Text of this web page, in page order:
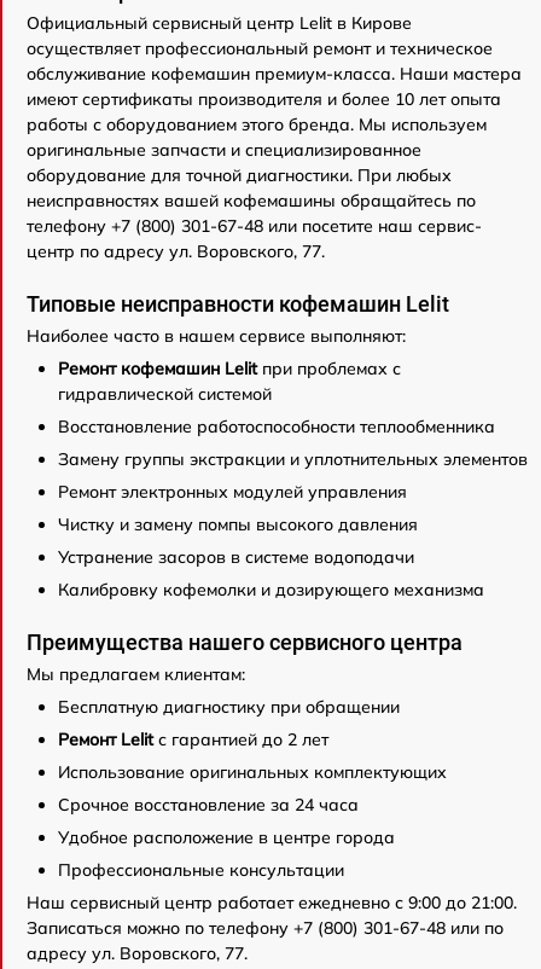
Официальный сервисный центр Lelit в Кирове
осуществляет профессиональный ремонт и техническое
обслуживание кофемашин премиум-класса. Наши мастера
имеют сертификаты производителя и более 10 лет опыта
работы с оборудованием этого бренда. Мы используем
оригинальные запчасти и специализированное
оборудование для точной диагностики. При любых
неисправностях вашей кофемашины обращайтесь по
телефону +7 (800) 301-67-48 или посетите наш сервис-
центр по адресу ул. Воровского, 77.
Типовые неисправности кофемашин Lelit
Наиболее часто в нашем сервисе выполняют:
Ремонт кофемашин Lelitпри проблемах с
гидравлической системой
Восстановление работоспособности теплообменника
Замену группы экстракции и уплотнительных элементов
Ремонт электронных модулей управления
Чистку и замену помпы высокого давления
Устранение засоров в системе водоподачи
Калибровку кофемолки и дозирующего механизма
Преимущества нашего сервисного центра
Мы предлагаем клиентам:
Бесплатную диагностику при обращении
Ремонт Lelitс гарантией до 2 лет
Использование оригинальных комплектующих
Срочное восстановление за 24 часа
Удобное расположение в центре города
Профессиональные консультации
Наш сервисный центр работает ежедневно с 9:00 до 21:00.
Записаться можно по телефону +7 (800) 301-67-48 или по
адресу ул. Воровского, 77.